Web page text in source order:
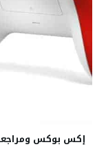
إكس بوكس ومراجعة